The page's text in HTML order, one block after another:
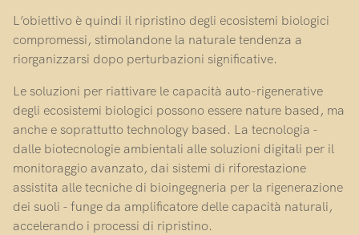
L’obiettivo è quindi il ripristino degli ecosistemi biologici
compromessi, stimolandone la naturale tendenza a
riorganizzarsi dopo perturbazioni significative.
Le soluzioni per riattivare le capacità auto-rigenerative
degli ecosistemi biologici possono essere nature based, ma
anche e soprattutto technology based. La tecnologia -
dalle biotecnologie ambientali alle soluzioni digitali per il
monitoraggio avanzato, dai sistemi di riforestazione
assistita alle tecniche di bioingegneria per la rigenerazione
dei suoli - funge da amplificatore delle capacità naturali,
accelerando i processi di ripristino.